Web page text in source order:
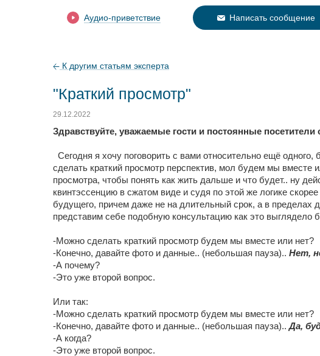
Аудио-приветствие Написать сообщение
К другим статьям эксперта
"Краткий просмотр"
29.12.2022
Здравствуйте, уважаемые гости и постоянные посетители
Сегодня я хочу поговорить с вами относительно ещё
сделать краткий просмотр перспектив, мол будем мы вместе
просмотра, чтобы понять как жить дальше и что будет.. ну
квинтэссенцию в сжатом виде и судя по этой же логике
будущего, причем даже не на длительный срок, а в пределах
представим себе подобную консультацию как это выглядело
-Можно сделать краткий просмотр будем мы вместе или нет?
-Конечно, давайте фото и данные.. (небольшая пауза).. Нет,
-А почему?
-Это уже второй вопрос.
Или так:
-Можно сделать краткий просмотр будем мы вместе или нет?
-Конечно, давайте фото и данные.. (небольшая пауза)..Да,
-А когда?
-Это уже второй вопрос.